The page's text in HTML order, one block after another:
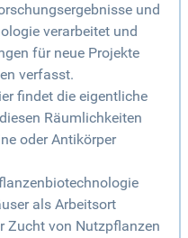
und
verarbeitet und
für neue Projekte
verfasst.
findet die eigentliche
Räumlichkeiten
oder Antikörper
als Arbeitsort
Zucht von Nutzpflanzen